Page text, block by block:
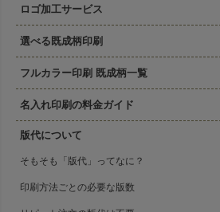
ロゴ加工サービス
選べる既成柄印刷
フルカラー印刷 既成柄一覧
名入れ印刷の料金ガイド
版代について
そもそも「版代」ってなに？
印刷方法ごとの必要な版数